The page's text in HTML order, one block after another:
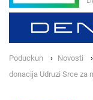
Poduckun Novosti
donacija Udruzi Srce za